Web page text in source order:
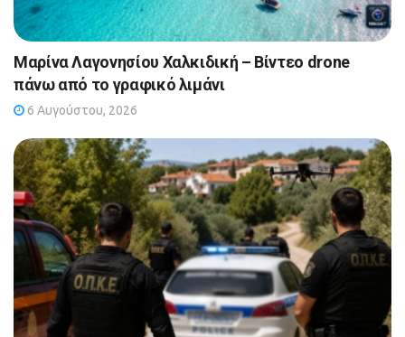
Μαρίνα Λαγονησίου Χαλκιδική – Βίντεο drone
πάνω από το γραφικό λιμάνι
6 Αυγούστου, 2026